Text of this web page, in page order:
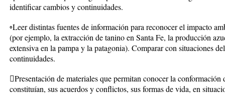
identificar cambios y continuidades.
◦Leer distintas fuentes de información para reconocer el impacto
(por ejemplo, la extracción de tanino en Santa Fe, la producción
extensiva en la pampa y la patagonia). Comparar con situaciones
continuidades.
Presentación de materiales que permitan conocer la
constituían, sus acuerdos y conflictos, sus formas de vida, en